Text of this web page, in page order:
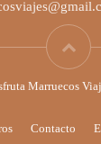
Marruecos
Contacto